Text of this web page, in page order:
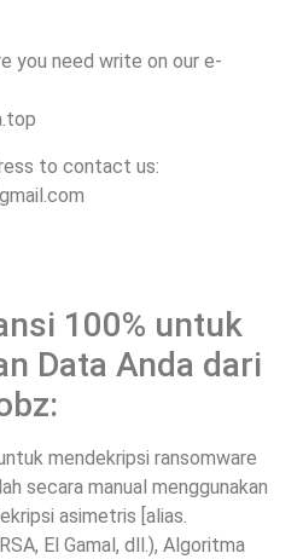
you need write on our e-
to contact us:
100% untuk
Data Anda dari
mendekripsi ransomware
secara manual menggunakan
asimetris [alias.
El Gamal, dll.), Algoritma